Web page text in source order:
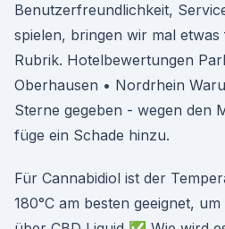
Benutzerfreundlichkeit,
spielen, bringen wir mal etwas
Rubrik. Hotelbewertungen
Oberhausen • Nordrhein
Sterne gegeben - wegen den
füge ein Schade hinzu.
Für Cannabidiol ist der
180°C am besten geeignet,